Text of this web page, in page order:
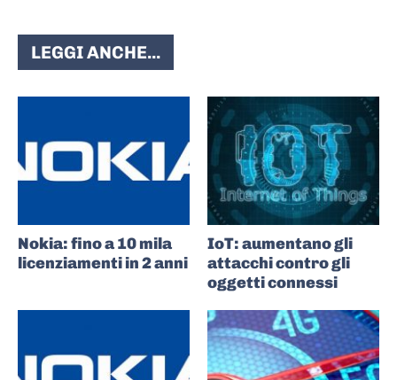
LEGGI ANCHE...
Nokia: fino a 10 mila
licenziamenti in 2 anni
IoT: aumentano gli
attacchi contro gli
oggetti connessi